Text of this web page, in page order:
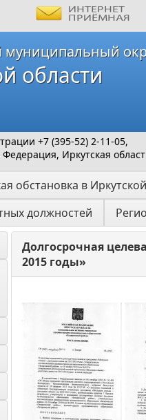
муниципальный
области
+7 (395-52) 2-11-05,
Иркутская
обстановка в
должностей
Долгосрочная
2015 годы»